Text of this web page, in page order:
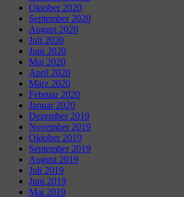
Oktober 2020
September 2020
August 2020
Juli 2020
Juni 2020
Mai 2020
April 2020
März 2020
Februar 2020
Januar 2020
Dezember 2019
November 2019
Oktober 2019
September 2019
August 2019
Juli 2019
Juni 2019
Mai 2019